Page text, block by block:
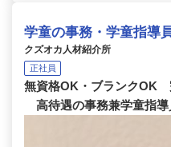
学童の事務・学童指導
クズオカ人材紹介所
正社員
無資格OK・ブランクOK
高待遇の事務兼学童指導